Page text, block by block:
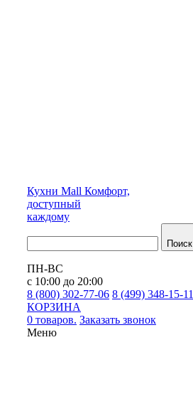
Кухни Mall Комфорт,
доступный
каждому
Поиск
ПН-ВС
с 10:00 до 20:00
8 (800) 302-77-06 8 (499) 348-15-11
КОРЗИНА
0 товаров. Заказать звонок
Меню